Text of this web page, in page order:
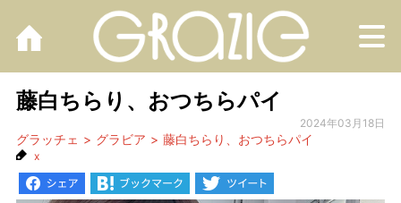
藤白ちらり、おつちらパイ
2024年03月18日
グラッチェ グラビア 藤白ちらり、おつちらパイ
x